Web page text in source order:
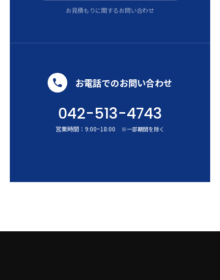
お見積もりに関するお問い合わせ
お電話でのお問い合わせ
042-513-4743
営業時間： 9:00~18:00 ※一部期間を除く